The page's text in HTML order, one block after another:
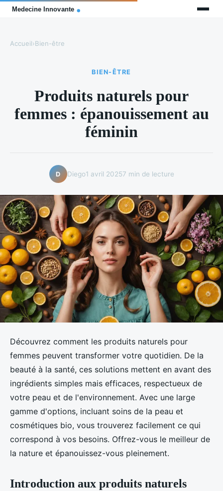
Accueil›Bien-être
BIEN-ÊTRE
Produits naturels pour
femmes : épanouissement au
féminin
D Diego1 avril 20257 min de lecture
Découvrez comment les produits naturels pour
femmes peuvent transformer votre quotidien. De la
beauté à la santé, ces solutions mettent en avant des
ingrédients simples mais efficaces, respectueux de
votre peau et de l'environnement. Avec une large
gamme d'options, incluant soins de la peau et
cosmétiques bio, vous trouverez facilement ce qui
correspond à vos besoins. Offrez-vous le meilleur de
la nature et épanouissez-vous pleinement.
Introduction aux produits naturels